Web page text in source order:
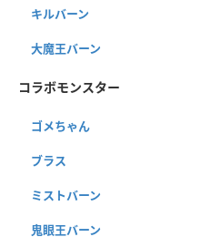
キルバーン
大魔王バーン
コラボモンスター
ゴメちゃん
ブラス
ミストバーン
鬼眼王バーン